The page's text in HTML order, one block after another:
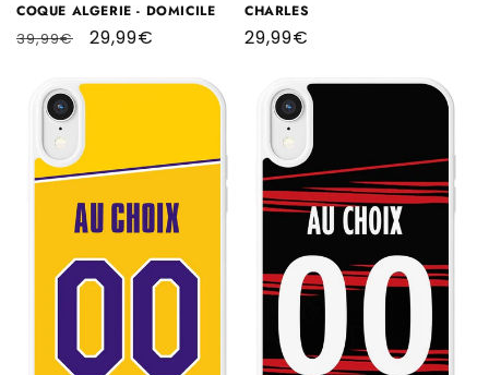
COQUE ALGERIE - DOMICILE
Prix
39,99€
Prix
29,99€
CHARLES
Prix
29,99€